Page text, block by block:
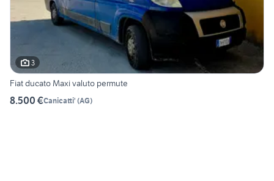
3
Fiat ducato Maxi valuto permute
8.500 €Canicatti' (AG)